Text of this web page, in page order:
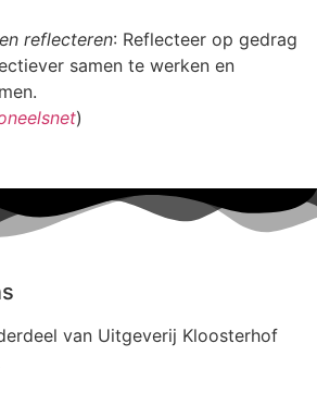
reflecteren: Reflecteer op gedrag
samen te werken en
)
van Uitgeverij Kloosterhof